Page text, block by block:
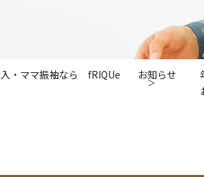
・ママ振袖なら fRIQUe
お知らせ